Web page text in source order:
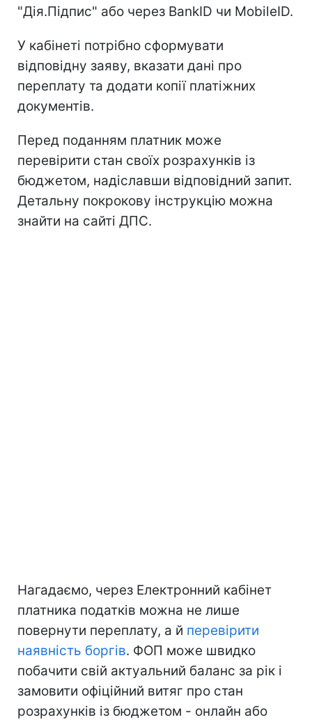
"Дія.Підпис" або через BankID чи MobileID.
У кабінеті потрібно сформувати
відповідну заяву, вказати дані про
переплату та додати копії платіжних
документів.
Перед поданням платник може
перевірити стан своїх розрахунків із
бюджетом, надіславши відповідний запит.
Детальну покрокову інструкцію можна
знайти на сайті ДПС.
Нагадаємо, через Електронний кабінет
платника податків можна не лише
повернути переплату, а й перевірити
наявність боргів. ФОП може швидко
побачити свій актуальний баланс за рік і
замовити офіційний витяг про стан
розрахунків із бюджетом - онлайн або